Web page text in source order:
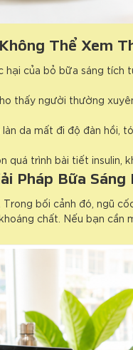
Thể Xem
của bỏ bữa sáng tích
thấy người thường
da mất đi độ đàn
trình bài tiết insulin,
Pháp Bữa
bối cảnh đó, ngũ
chất. Nếu bạn cần